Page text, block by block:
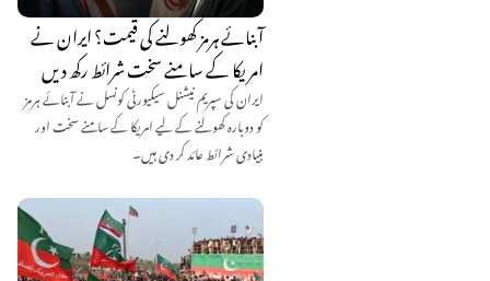
آبنائے ہرمز کھولنے کی قیمت؟ ایران نے
امریکا کے سامنے سخت شرائط رکھ دیں
ایران کی سپریم نیشنل سیکیورٹی کونسل نے آبنائے ہرمز
کو دوبارہ کھولنے کے لیے امریکا کے سامنے سخت اور
بنیادی شرائط عائد کر دی ہیں۔